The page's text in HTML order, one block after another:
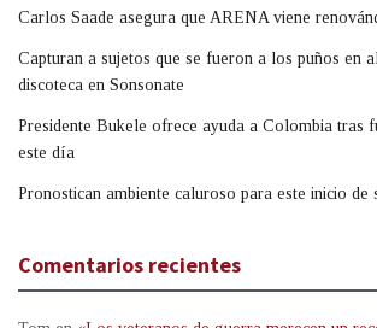
Carlos Saade asegura que ARENA viene
Capturan a sujetos que se fueron a los puños en
discoteca en Sonsonate
Presidente Bukele ofrece ayuda a Colombia tras
este día
Pronostican ambiente caluroso para este inicio de
Comentarios recientes